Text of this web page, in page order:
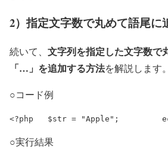
2）指定文字数で丸めて語尾に
続いて、 文字列を指定した文字数で
「…」を追加する方法を解説します。
○コード例
○実行結果